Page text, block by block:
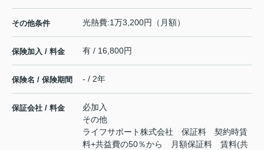
その他条件 光熱費:1万3,200円（月額）
保険加入 / 料金 有 / 16,800円
保険名 / 保険期間 - / 2年
保証会社 / 料金
必加入
その他
ライフサポート株式会社 保証料 契約時賃
料+共益費の50％から 月額保証料 賃料(共